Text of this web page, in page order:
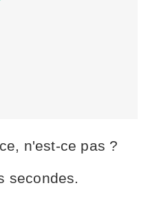
n'est-ce pas ?
secondes.